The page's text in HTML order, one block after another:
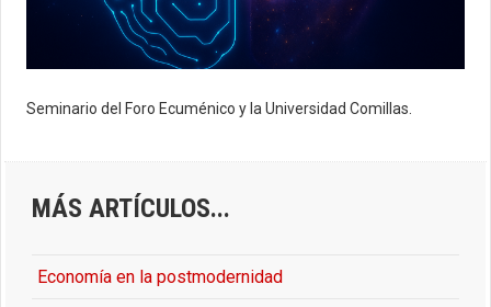
Seminario del Foro Ecuménico y la Universidad Comillas.
MÁS ARTÍCULOS...
Economía en la postmodernidad